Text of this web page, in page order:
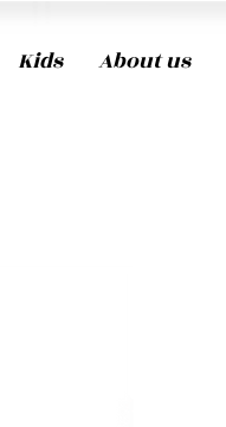
Kids About us